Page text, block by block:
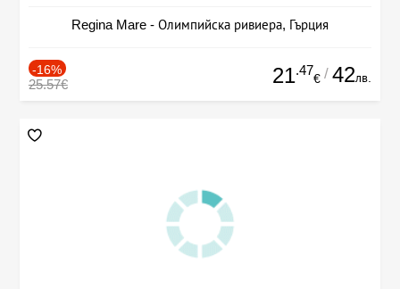
Regina Mare - Олимпийска ривиера, Гърция
-16%
25.57€ 21.47
€ / 42лв.